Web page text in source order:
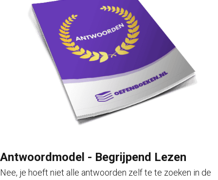
Antwoordmodel - Begrijpend Lezen
Nee, je hoeft niet alle antwoorden zelf te te zoeken in de